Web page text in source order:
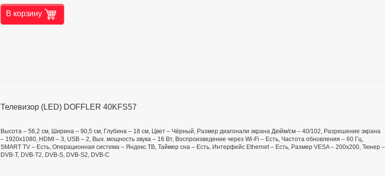
В корзину
Телевизор (LED) DOFFLER 40KFS57
Высота – 56,2 см, Ширина – 90,5 см, Глубина – 18 см, Цвет – Чёрный, Размер диагонали экрана Дюйм/см – 40/102, Разрешение экрана
– 1920x1080, HDMI – 3, USB – 2, Вых. мощность звука – 16 Вт, Воспроизведение через Wi-Fi – Есть, Частота обновления – 60 Гц,
SMART TV – Есть, Операционная система – Яндекс.ТВ, Таймер сна – Есть, Интерфейс Ethernet – Есть, Размер VESA – 200x200, Тюнер –
DVB-T, DVB-T2, DVB-S, DVB-S2, DVB-C